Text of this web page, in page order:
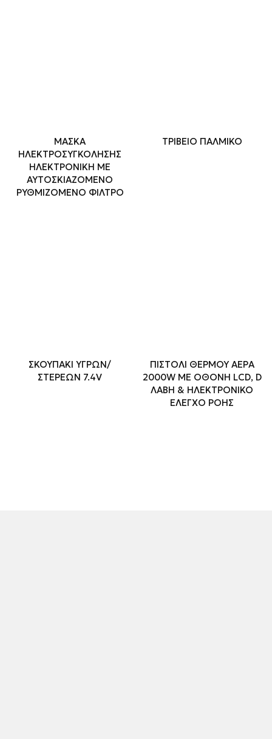
ΜΑΣΚΑ
ΗΛΕΚΤΡΟΣΥΓΚΟΛΗΣΗΣ
ΗΛΕΚΤΡΟΝΙΚΗ ΜΕ
ΑΥΤΟΣΚΙΑΖΟΜΕΝΟ
ΡΥΘΜΙΖΟΜΕΝΟ ΦΙΛΤΡΟ
ΤΡΙΒΕΙΟ ΠΑΛΜΙΚΟ
ΣΚΟΥΠΑΚΙ ΥΓΡΩΝ/
ΣΤΕΡΕΩΝ 7.4V
ΠΙΣΤΟΛΙ ΘΕΡΜΟΥ ΑΕΡΑ
2000W ΜΕ ΟΘΟΝΗ LCD, D
ΛΑΒΗ & ΗΛΕΚΤΡΟΝΙΚΟ
ΕΛΕΓΧΟ ΡΟΗΣ